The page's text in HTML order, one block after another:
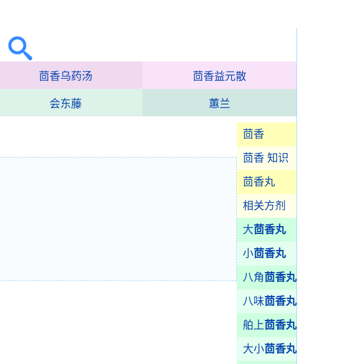
茴香乌药汤 茴香益元散
会东藤 蕙兰
茴香
茴香 知识
茴香丸
相关方剂
大茴香丸
小茴香丸
八角 茴香丸
八味茴香丸
舶上茴香丸
大小茴香丸